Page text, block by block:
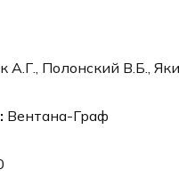
А.Г., Полонский В.Б.,
Вентана-Граф